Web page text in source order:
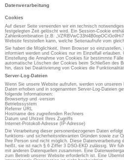
Datenverarbeitung
Cookies
Auf dieser Seite verwenden wir ein technisch
festgelegten Zeit gelöscht wird. Ein Session-Cookie
Zahlenkombination (z.B:
Website feststellen kann, welche Seitenaufrufe vom
Sie haben die Möglichkeit, Ihren Browser so
informiert werden und Cookies nur im Einzelfall
Einstellung die Annahme von Cookies für bestimmte
automatische Löschen der Cookies beim Schließen des
hin, dass bei Deaktivierung von Cookies die
Server-Log-Dateien
Wenn Sie unsere Website aufrufen, werden von
Daten erhoben und in sogenannten Server-Log-Dateien
folgende Informationen:
Browsertyp und -version
Betriebssystem
Referrer URL
Hostname des zugreifenden Rechners
Datum und Uhrzeit Ihres Zugriffs
Internet-Protokoll-Adresse (IP-Adresse)
Die Verarbeitung dieser personenbezogenen Daten
funktions- und sicherheitsrelevanten Gründen sowie zur
Ihre Person sind nicht möglich. Diese Datenverarbeitung
heißt, sie ist nach § 6 Ziffer 3 DSG-EKD zulässig. Wir
mit anderen Datenquellen zusammen. Eine
zum Betrieb unserer Website erforderlich ist. Eine